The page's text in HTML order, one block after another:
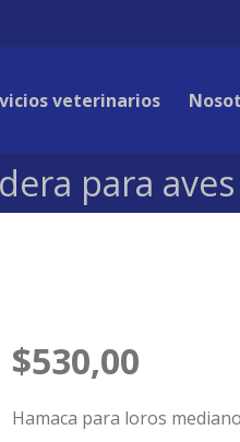
veterinarios
para aves
$530,00
Hamaca para loros